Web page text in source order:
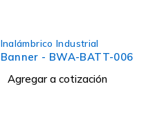
Inalámbrico Industrial
Banner - BWA-BATT-006
Agregar a cotización